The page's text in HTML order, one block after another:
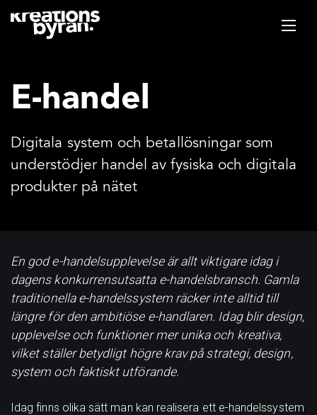
E-handel
Digitala system och betallösningar som
understödjer handel av fysiska och digitala
produkter på nätet
En god e-handelsupplevelse är allt viktigare idag i
dagens konkurrensutsatta e-handelsbransch. Gamla
traditionella e-handelssystem räcker inte alltid till
längre för den ambitiöse e-handlaren. Idag blir design,
upplevelse och funktioner mer unika och kreativa,
vilket ställer betydligt högre krav på strategi, design,
system och faktiskt utförande.
Idag finns olika sätt man kan realisera ett e-handelssystem